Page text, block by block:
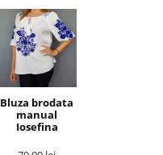
Bluza brodata
manual
Iosefina